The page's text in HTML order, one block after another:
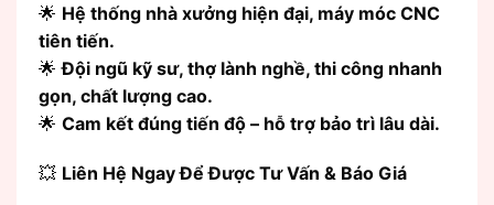
🌟 Hệ thống nhà xưởng hiện đại, máy móc CNC
tiên tiến.
🌟Đội ngũ kỹ sư, thợ lành nghề, thi công nhanh
gọn, chất lượng cao.
🌟 Cam kết đúng tiến độ – hỗ trợ bảo trì lâu dài.
💥 Liên Hệ Ngay Để Được Tư Vấn & Báo Giá